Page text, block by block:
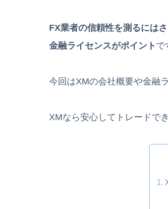
FX業者の信頼性を測るには
金融ライセンスがポイント で
今回はXMの会社概要や金融
XMなら安心してトレードで